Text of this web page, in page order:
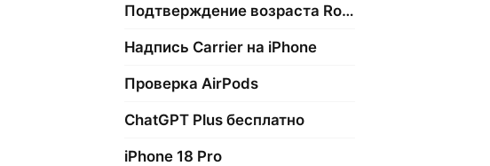
Подтверждение возраста Roblox
Надпись Carrier на iPhone
Проверка AirPods
ChatGPT Plus бесплатно
iPhone 18 Pro